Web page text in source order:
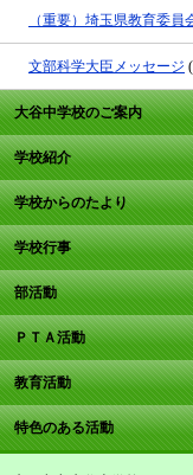
（重要）埼玉県教育委
文部科学大臣メッセージ
大谷中学校のご案内
学校紹介
学校からのたより
学校行事
部活動
ＰＴＡ活動
教育活動
特色のある活動